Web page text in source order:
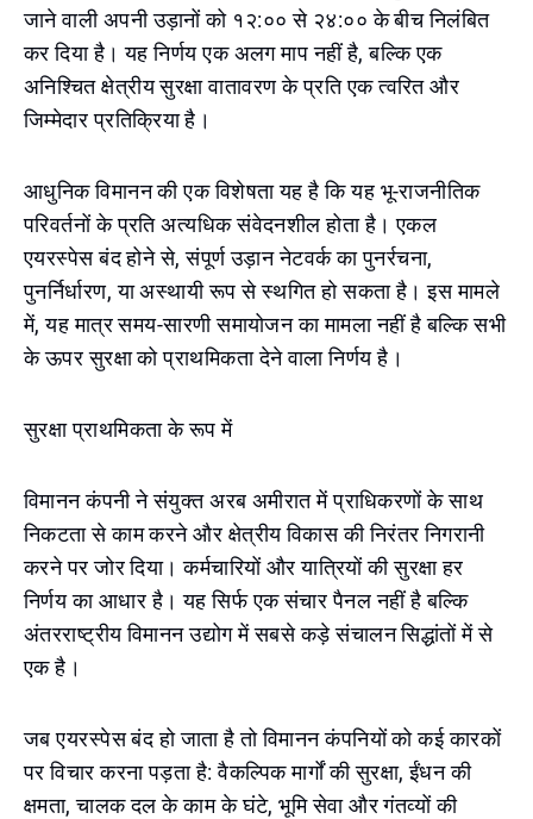
जाने वाली अपनी उड़ानों को १२:०० से २४:०० के बीच निलंबित
कर दिया है। यह निर्णय एक अलग माप नहीं है, बल्कि एक
अनिश्चित क्षेत्रीय सुरक्षा वातावरण के प्रति एक त्वरित और
जिम्मेदार प्रतिक्रिया है।
आधुनिक विमानन की एक विशेषता यह है कि यह भू-राजनीतिक
परिवर्तनों के प्रति अत्यधिक संवेदनशील होता है। एकल
एयरस्पेस बंद होने से, संपूर्ण उड़ान नेटवर्क का पुनर्रचना,
पुनर्निर्धारण, या अस्थायी रूप से स्थगित हो सकता है। इस मामले
में, यह मात्र समय-सारणी समायोजन का मामला नहीं है बल्कि सभी
के ऊपर सुरक्षा को प्राथमिकता देने वाला निर्णय है।
सुरक्षा प्राथमिकता के रूप में
विमानन कंपनी ने संयुक्त अरब अमीरात में प्राधिकरणों के साथ
निकटता से काम करने और क्षेत्रीय विकास की निरंतर निगरानी
करने पर जोर दिया। कर्मचारियों और यात्रियों की सुरक्षा हर
निर्णय का आधार है। यह सिर्फ एक संचार पैनल नहीं है बल्कि
अंतरराष्ट्रीय विमानन उद्योग में सबसे कड़े संचालन सिद्धांतों में से
एक है।
जब एयरस्पेस बंद हो जाता है तो विमानन कंपनियों को कई कारकों
पर विचार करना पड़ता है: वैकल्पिक मार्गों की सुरक्षा, ईंधन की
क्षमता, चालक दल के काम के घंटे, भूमि सेवा और गंतव्यों की